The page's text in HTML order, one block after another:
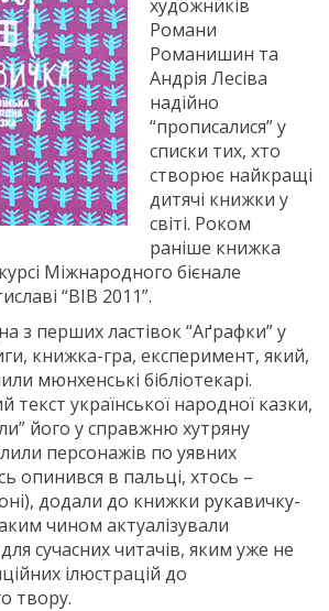
художників
Романи
Романишин та
Андрія Лесіва
надійно
“прописалися” у
списки тих, хто
створює найкращі
дитячі книжки у
світі. Роком
раніше книжка
Міжнародного бієнале
“ВІВ 2011”.
з перших ластівок “Аґрафки” у
книжка-гра, експеримент, який,
мюнхенські бібліотекарі.
текст української народної казки,
його у справжню хутряну
персонажів по уявних
опинився в пальці, хтось –
додали до книжки рукавичку-
чином актуалізували
сучасних читачів, яким уже не
ілюстрацій до
твору.